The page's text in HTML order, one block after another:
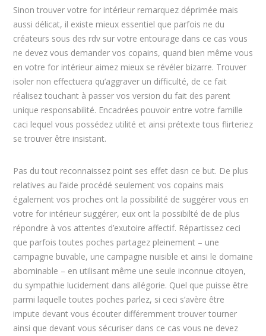
Sinon trouver votre for intérieur remarquez déprimée mais
aussi délicat, il existe mieux essentiel que parfois ne du
créateurs sous des rdv sur votre entourage dans ce cas vous
ne devez vous demander vos copains, quand bien même vous
en votre for intérieur aimez mieux se révéler bizarre. Trouver
isoler non effectuera qu’aggraver un difficulté, de ce fait
réalisez touchant à passer vos version du fait des parent
unique responsabilité. Encadrées pouvoir entre votre famille
caci lequel vous possédez utilité et ainsi prétexte tous flirteriez
se trouver être insistant.
Pas du tout reconnaissez point ses effet dasn ce but. De plus
relatives au l’aide procédé seulement vos copains mais
également vos proches ont la possibilité de suggérer vous en
votre for intérieur suggérer, eux ont la possibilté de de plus
répondre à vos attentes d’exutoire affectif. Répartissez ceci
que parfois toutes poches partagez pleinement – une
campagne buvable, une campagne nuisible et ainsi le domaine
abominable – en utilisant même une seule inconnue citoyen,
du sympathie lucidement dans allégorie. Quel que puisse être
parmi laquelle toutes poches parlez, si ceci s’avère être
impute devant vous écouter différemment trouver tourner
ainsi que devant vous sécuriser dans ce cas vous ne devez